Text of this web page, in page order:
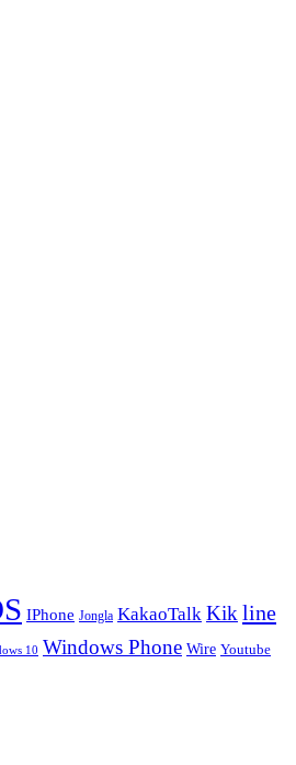
IPhone Jongla KakaoTalk Kik line
10 Windows Phone Wire Youtube